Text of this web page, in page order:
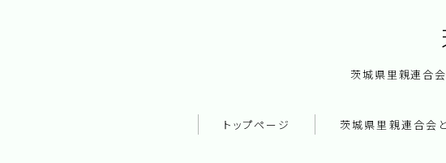
茨城県里親連合
トップページ 茨城県里親連合会